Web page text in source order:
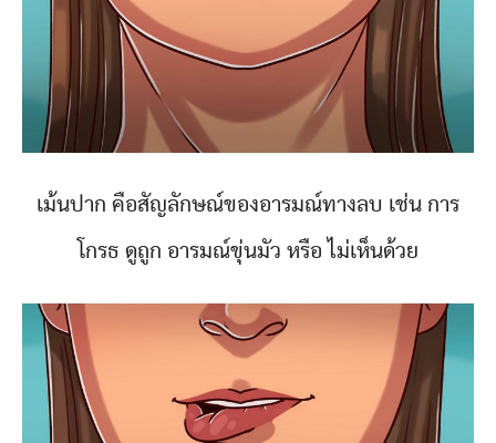
เม้นปาก คือสัญลักษณ์ของอารมณ์ทางลบ เช่น การ
โกรธ ดูถูก อารมณ์ขุ่นมัว หรือ ไม่เห็นด้วย